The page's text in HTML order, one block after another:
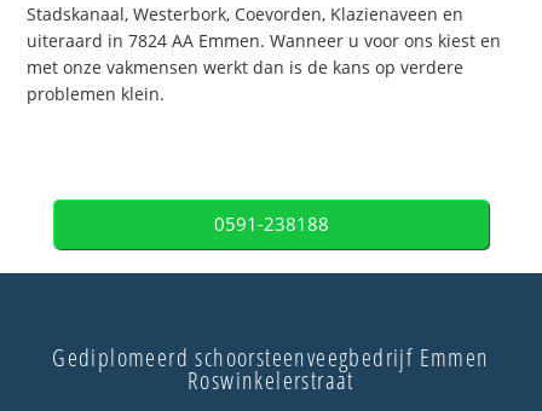
Stadskanaal, Westerbork, Coevorden, Klazienaveen en
uiteraard in 7824 AA Emmen. Wanneer u voor ons kiest en
met onze vakmensen werkt dan is de kans op verdere
problemen klein.
0591-238188
Gediplomeerd schoorsteenveegbedrijf Emmen
Roswinkelerstraat